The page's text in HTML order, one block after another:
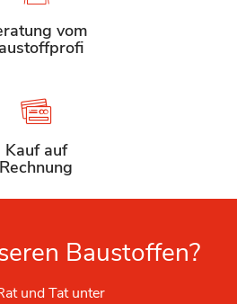
vom
Kauf auf
Rechnung
Baustoffen?
und Tat unter